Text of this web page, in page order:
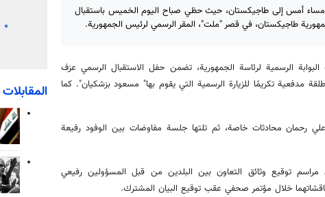
مساء أمس إلى طاجيكستان، حيث حظي صباح اليوم الخميس باستقبال
طاجيكستان، في قصر "ملت"، المقر الرسمي لرئيس الجمهورية.
البوابة الرسمية لرئاسة الجمهورية، تضمن حفل الاستقبال الرسمي عزف
النشيدين الوطنيين لكلا البلدين، وإطلاق 21 طلقة مدفعية تكريمًا للزيارة الرسمية التي يقوم بها" مسعود بزشكيان". كما
رحمان محادثات خاصة، ثم تلتها جلسة مفاوضات بين الوفود رفيعة
توقيع وثائق التعاون بين البلدين من قبل المسؤولين رفيعي
خلال مؤتمر صحفي عقب توقيع البيان المشترك.
المقابلات